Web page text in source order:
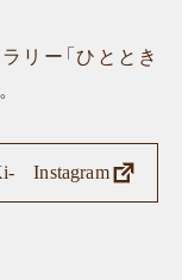
リー「ひととき
Instagram